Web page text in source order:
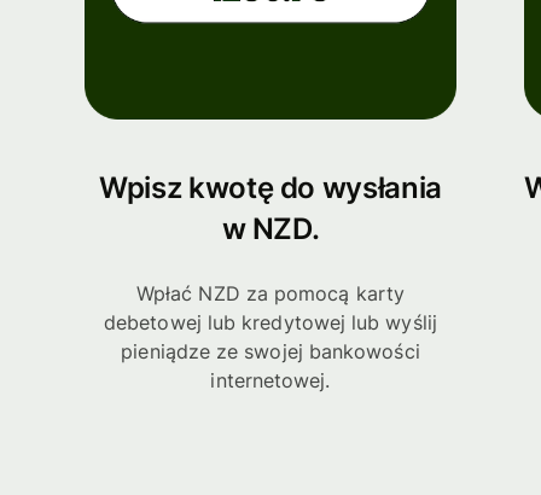
Wpisz kwotę do wysłania
w NZD.
Wpłać NZD za pomocą karty
debetowej lub kredytowej lub wyślij
pieniądze ze swojej bankowości
internetowej.